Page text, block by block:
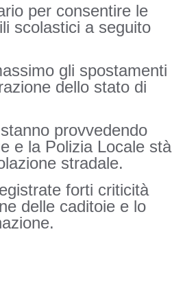
per consentire le
scolastici a seguito
gli spostamenti
dello stato di
provvedendo
e la Polizia Locale stà
stradale.
forti criticità
delle caditoie e lo